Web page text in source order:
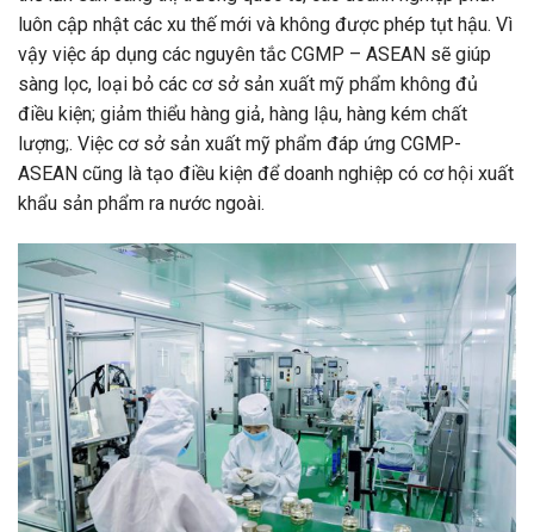
luôn cập nhật các xu thế mới và không được phép tụt hậu. Vì
vậy việc áp dụng các nguyên tắc CGMP – ASEAN sẽ giúp
sàng lọc, loại bỏ các cơ sở sản xuất mỹ phẩm không đủ
điều kiện; giảm thiểu hàng giả, hàng lậu, hàng kém chất
lượng;. Việc cơ sở sản xuất mỹ phẩm đáp ứng CGMP-
ASEAN cũng là tạo điều kiện để doanh nghiệp có cơ hội xuất
khẩu sản phẩm ra nước ngoài.